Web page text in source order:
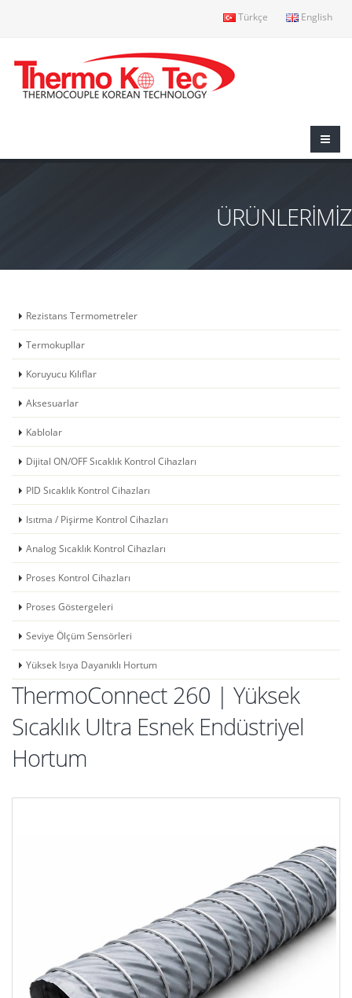
Türkçe English
ÜRÜNLERİMİZ
Rezistans Termometreler
Termokupllar
Koruyucu Kılıflar
Aksesuarlar
Kablolar
Dijital ON/OFF Sıcaklık Kontrol Cihazları
PID Sıcaklık Kontrol Cihazları
Isıtma / Pişirme Kontrol Cihazları
Analog Sıcaklık Kontrol Cihazları
Proses Kontrol Cihazları
Proses Göstergeleri
Seviye Ölçüm Sensörleri
Yüksek Isıya Dayanıklı Hortum
ThermoConnect 260 | Yüksek
Sıcaklık Ultra Esnek Endüstriyel
Hortum